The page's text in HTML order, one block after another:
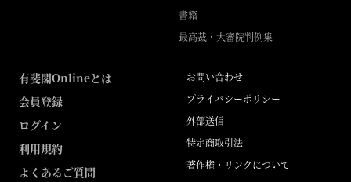
書籍
最高裁・大審院判例集
有斐閣Onlineとは
会員登録
ログイン
利用規約
よくあるご質問
お問い合わせ
プライバシーポリシー
外部送信
特定商取引法
著作権・リンクについて